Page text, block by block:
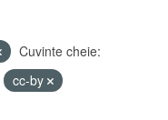
Cuvinte cheie:
cc-by